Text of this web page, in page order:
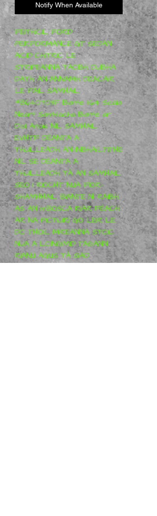
Notify When Available
FEITHICIL FORD
PERFORMANCE GT SEDAN
AICID CHITRIC LE
STRIPEANNA TAOBH DUBHA
DATH AN-ANNAMH DEACAIR
LE FÁIL SAMHAIL
#B640703F Biante 1:64 Scála
Neart Samhlacha Biante ar
Díol Anois NÍL SAMHAIL
EVHTF DÉANTA A
THUILLEADH AN-INBHAILTITHE
NÍL SÉ DÉANTA A
THUILLEADH TÁ AN SAMHAIL
SEO I RIOCHT NUA FÍOR-
SHAMHHAIL BIANTE NÍ RAIBH
AS AN mBOSCA RIAR FÉACH
AR NA PICTIÚIRÍ GO LÉIR LE
DO THOIL MÍREANNA STOIC
NUA A LOINGIMID TAGANN
RIANÚ AGUS TÁ SIAD